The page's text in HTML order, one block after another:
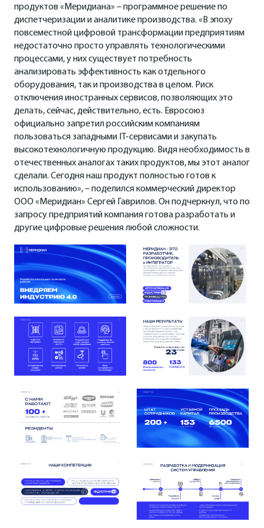
продуктов «Меридиана» – программное решение по
диспетчеризации и аналитике производства. «В эпоху
повсеместной цифровой трансформации предприятиям
недостаточно просто управлять технологическими
процессами, у них существует потребность
анализировать эффективность как отдельного
оборудования, так и производства в целом. Риск
отключения иностранных сервисов, позволяющих это
делать, сейчас, действительно, есть. Евросоюз
официально запретил российским компаниям
пользоваться западными IT-сервисами и закупать
высокотехнологичную продукцию. Видя необходимость в
отечественных аналогах таких продуктов, мы этот аналог
сделали. Сегодня наш продукт полностью готов к
использованию», – поделился коммерческий директор
ООО «Меридиан» Сергей Гаврилов. Он подчеркнул, что по
запросу предприятий компания готова разработать и
другие цифровые решения любой сложности.